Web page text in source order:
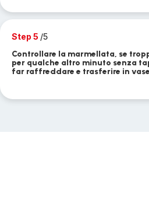
Step 5 /5
Controllare la marmellata, se
per qualche altro minuto senza
far raffreddare e trasferire in